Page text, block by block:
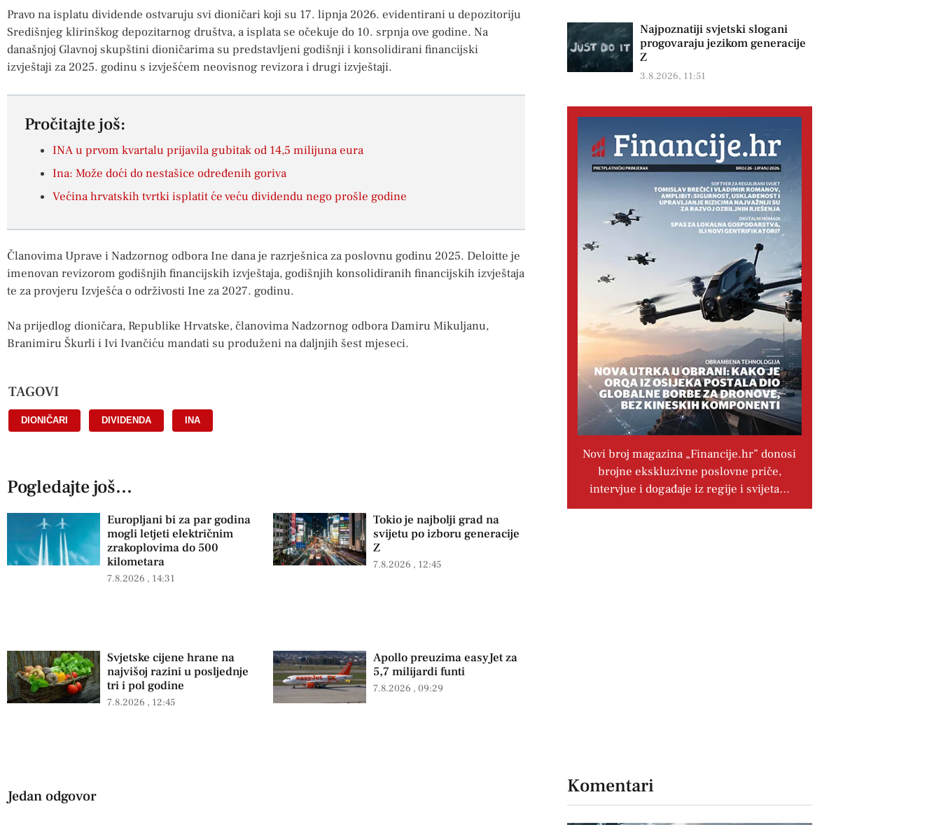
Pravo na isplatu dividende ostvaruju svi dioničari koji su 17. lipnja 2026. evidentirani u depozitoriju
Središnjeg klirinškog depozitarnog društva, a isplata se očekuje do 10. srpnja ove godine. Na
današnjoj Glavnoj skupštini dioničarima su predstavljeni godišnji i konsolidirani financijski
izvještaji za 2025. godinu s izvješćem neovisnog revizora i drugi izvještaji.
Pročitajte još:
INA u prvom kvartalu prijavila gubitak od 14,5 milijuna eura
Ina: Može doći do nestašice određenih goriva
Većina hrvatskih tvrtki isplatit će veću dividendu nego prošle godine
Članovima Uprave i Nadzornog odbora Ine dana je razrješnica za poslovnu godinu 2025. Deloitte je
imenovan revizorom godišnjih financijskih izvještaja, godišnjih konsolidiranih financijskih izvještaja
te za provjeru Izvješća o održivosti Ine za 2027. godinu.
Na prijedlog dioničara, Republike Hrvatske, članovima Nadzornog odbora Damiru Mikuljanu,
Branimiru Škurli i Ivi Ivančiću mandati su produženi na daljnjih šest mjeseci.
TAGOVI
DIONIČARI DIVIDENDA INA
Pogledajte još...
Europljani bi za par godina
mogli letjeti električnim
zrakoplovima do 500
kilometara
7.8.2026 14:31
Tokio je najbolji grad na
svijetu po izboru generacije
Z
7.8.2026 12:45
Svjetske cijene hrane na
najvišoj razini u posljednje
tri i pol godine
7.8.2026 12:45
Apollo preuzima easyJet za
5,7 milijardi funti
7.8.2026 09:29
Jedan odgovor
Najpoznatiji svjetski slogani
progovaraju jezikom generacije
Z
3.8.2026, 11:51
Novi broj magazina „Financije.hr” donosi
brojne ekskluzivne poslovne priče,
intervjue i događaje iz regije i svijeta…
Komentari